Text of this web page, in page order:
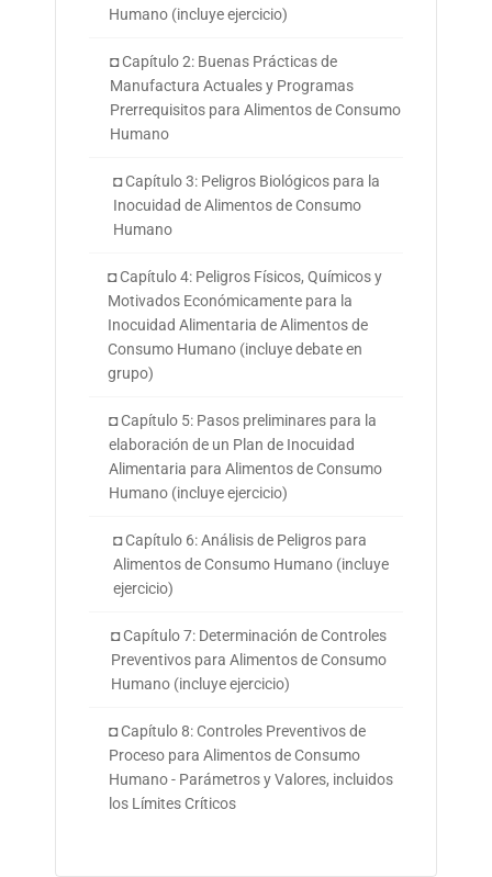
Humano (incluye ejercicio)
◘ Capítulo 2: Buenas Prácticas de
Manufactura Actuales y Programas
Prerrequisitos para Alimentos de Consumo
Humano
◘ Capítulo 3: Peligros Biológicos para la
Inocuidad de Alimentos de Consumo
Humano
◘ Capítulo 4: Peligros Físicos, Químicos y
Motivados Económicamente para la
Inocuidad Alimentaria de Alimentos de
Consumo Humano (incluye debate en
grupo)
◘ Capítulo 5: Pasos preliminares para la
elaboración de un Plan de Inocuidad
Alimentaria para Alimentos de Consumo
Humano (incluye ejercicio)
◘ Capítulo 6: Análisis de Peligros para
Alimentos de Consumo Humano (incluye
ejercicio)
◘ Capítulo 7: Determinación de Controles
Preventivos para Alimentos de Consumo
Humano (incluye ejercicio)
◘ Capítulo 8: Controles Preventivos de
Proceso para Alimentos de Consumo
Humano - Parámetros y Valores, incluidos
los Límites Críticos